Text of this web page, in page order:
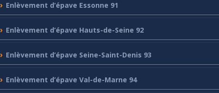
Enlèvement d’épave Essonne 91
Enlèvement d’épave Hauts-de-Seine 92
Enlèvement d’épave Seine-Saint-Denis 93
Enlèvement d’épave Val-de-Marne 94